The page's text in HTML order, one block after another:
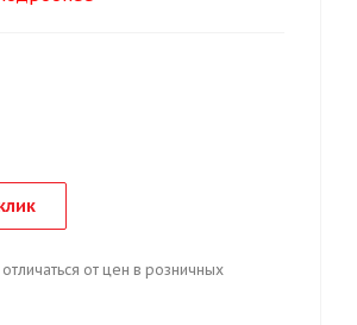
от цен в розничных